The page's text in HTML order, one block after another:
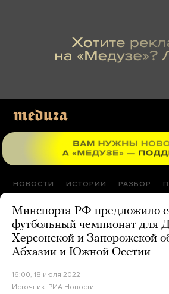
НОВОСТИ ИСТОРИИ РАЗБОР
Минспорта РФ предложило
футбольный чемпионат для
Херсонской и Запорожской
Абхазии и Южной Осетии
16:00, 18 июля 2022
Источник: РИА Новости